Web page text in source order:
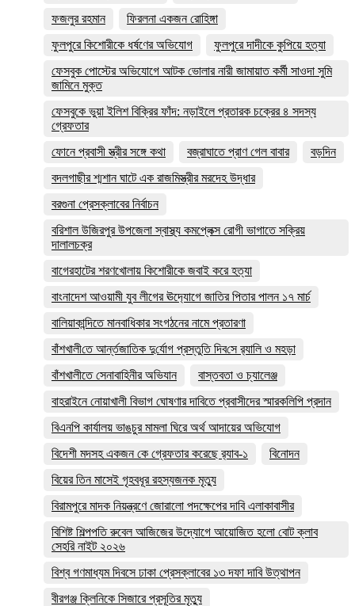
ফজলুর রহমান
ফিরলনা একজন রোহিঙ্গা
ফুলপুরে কিশোরীকে ধর্ষণের অভিযোগ
ফুলপুরে দাদীকে কুপিয়ে হত্যা
ফেসবুক পোস্টের অভিযোগে আটক ভোলার নারী জামায়াত কর্মী সাওদা সুমি
জামিনে মুক্ত
ফেসবুকে ভুয়া ইলিশ বিক্রির ফাঁদ: নড়াইলে প্রতারক চক্রের ৪ সদস্য
গ্রেফতার
ফোনে প্রবাসী স্ত্রীর সঙ্গে কথা
বজ্রাঘাতে প্রাণ গেল বাবার
বড়দিন
বদলগাছীর শ্মশান ঘাটে এক রাজমিস্ত্রীর মরদেহ উদ্ধার
বরগুনা প্রেসক্লাবের নির্বাচন
বরিশাল উজিরপুর উপজেলা স্বাস্থ্য কমপ্লেক্স রোগী ভাগাতে সক্রিয়
দালালচক্র
বাগেরহাটের শরণখোলায় কিশোরীকে জবাই করে হত্যা
বাংনাদেশ আওয়ামী যুব লীগের ঊদ‍্যোগে জাতির পিতার পালন ১৭ মার্চ
বালিয়াকান্দিতে মানবাধিকার সংগঠনের নামে প্রতারণা
বাঁশখালী‌তে আর্ন্তজা‌তিক দু‌র্যোগ প্রস্তু‌তি দিব‌সে র‌্যালি ও মহড়া
বাঁশখালীতে সেনাবাহিনীর অভিযান
বাস্তবতা ও চ্যালেঞ্জ
বাহরাইনে নোয়াখালী বিভাগ ঘোষণার দাবিতে প্রবাসীদের স্মারকলিপি প্রদান
বিএনপি কার্যালয় ভাঙচুর মামলা ঘিরে অর্থ আদায়ের অভিযোগ
বিদেশী মদসহ একজন কে গ্রেফতার করেছে র‌্যাব-১
বিনোদন
বিয়ের তিন মাসেই গৃহবধূর রহস্যজনক মৃত্যু
বিরামপুরে মাদক নিয়ন্ত্রণে জোরালো পদক্ষেপের দাবি এলাকাবাসীর
বিশিষ্ট শিল্পপতি রুবেল আজিজের উদ্যোগে আয়োজিত হলো বোট ক্লাব
সেহরি নাইট ২০২৬
বিশ্ব গণমাধ্যম দিবসে ঢাকা প্রেসক্লাবের ১৩ দফা দাবি উত্থাপন
বীরগঞ্জ ক্লিনিকে সিজারে প্রসূতির মৃত্যু